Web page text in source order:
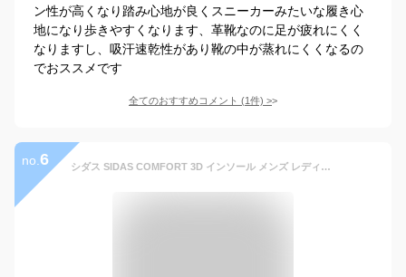
ン性が高くなり踏み心地が良くスニーカーみたいな履き心
地になり歩きやすくなります、革靴なのに足が疲れにくく
なりますし、吸汗速乾性があり靴の中が蒸れにくくなるの
でおススメです
全てのおすすめコメント (1件) >
no. 6 シダス SIDAS COMFORT 3D インソール メンズ レディース シューズ コンフォート 3D 立体形状 中敷き 高機能 安定感 サポート 外反母趾対策 通気性 ウォーキング 姿勢改善 軽量 負担軽減 けが予防 スタンダードモデル 310894000 ブルー×グリーン XS〜XL